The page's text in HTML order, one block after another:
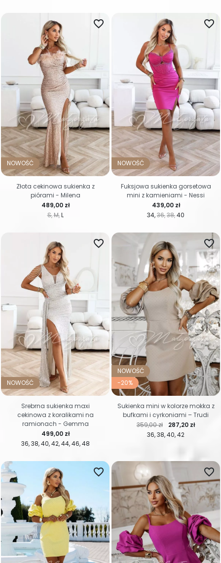
NOWOŚĆ
S M L
favorite_border
Cena
489,00 zł
Złota cekinowa sukienka z
piórami - Milena
NOWOŚĆ
34 36 38 40
favorite_border
Cena
439,00 zł
Fuksjowa sukienka gorsetowa
mini z kamieniami - Nessi
NOWOŚĆ
36 38 40 42 44 46 48
favorite_border
Cena
499,00 zł
Srebrna sukienka maxi
cekinowa z koralikami na
ramionach - Gemma
NOWOŚĆ
-20%
36 38 40 42
favorite_border
Cena regularna
359,00 zł Cena
287,20 zł
Sukienka mini w kolorze mokka z
bufkami i cyrkoniami – Trudi
favorite_border favorite_border